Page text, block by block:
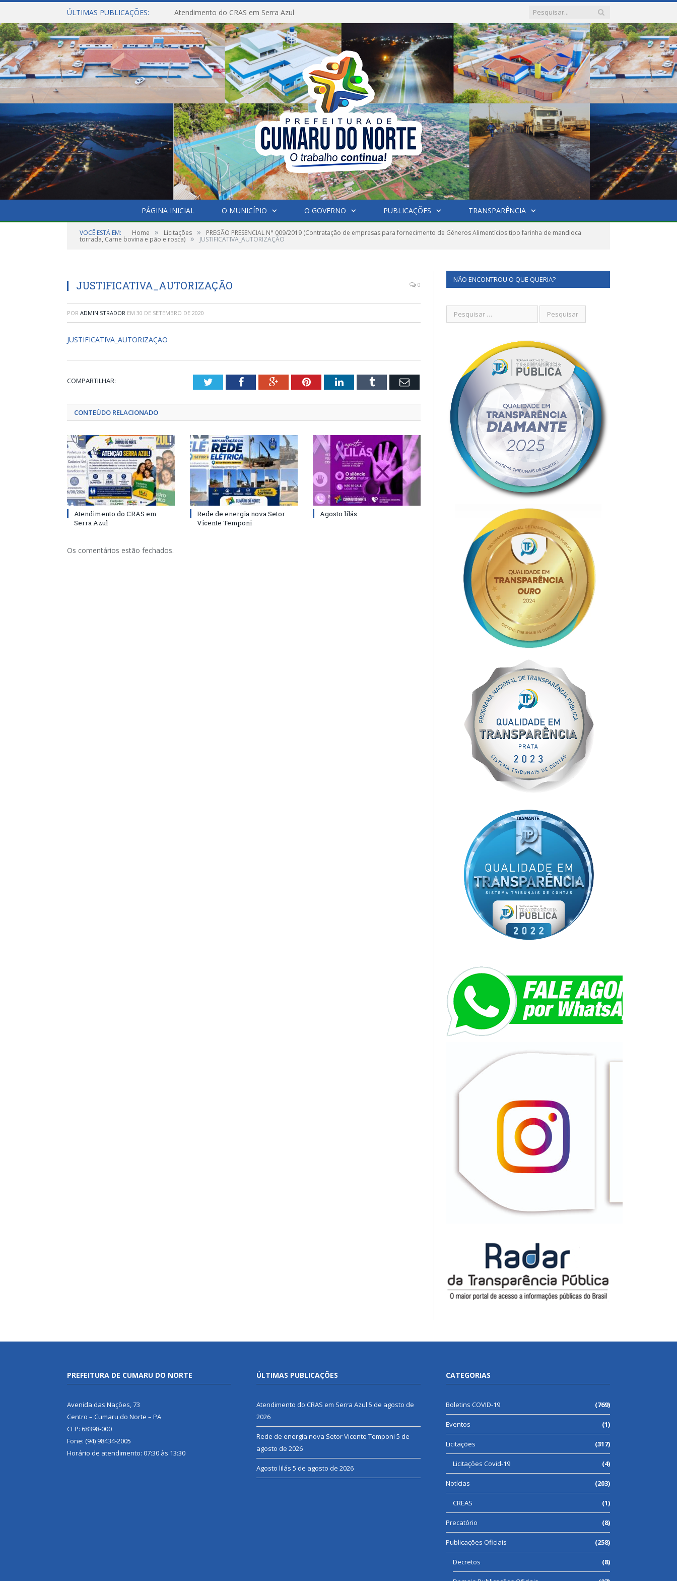
ÚLTIMAS PUBLICAÇÕES: Atendimento do CRAS em Serra Azul
PÁGINA INICIAL O MUNICÍPIO O GOVERNO PUBLICAÇÕES TRANSPARÊNCIA
VOCÊ ESTÁ EM: Home » Licitações » PREGÃO PRESENCIAL N° 009/2019 (Contratação de empresas para fornecimento de Gêneros Alimentícios tipo farinha de mandioca
torrada, Carne bovina e pão e rosca) » JUSTIFICATIVA_AUTORIZAÇÃO
JUSTIFICATIVA_AUTORIZAÇÃO 0
POR ADMINISTRADOR EM 30 DE SETEMBRO DE 2020
JUSTIFICATIVA_AUTORIZAÇÃO
COMPARTILHAR: TwitterFacebookGoogle+PinterestLinkedInTumblr Email
CONTEÚDO RELACIONADO
Atendimento do CRAS em
Serra Azul
Rede de energia nova Setor
Vicente Temponi
Agosto lilás
Os comentários estão fechados.
NÃO ENCONTROU O QUE QUERIA?
PREFEITURA DE CUMARU DO NORTE
Avenida das Nações, 73
Centro – Cumaru do Norte – PA
CEP: 68398-000
Fone: (94) 98434-2005
Horário de atendimento: 07:30 às 13:30
ÚLTIMAS PUBLICAÇÕES
Atendimento do CRAS em Serra Azul 5 de agosto de
2026
Rede de energia nova Setor Vicente Temponi 5 de
agosto de 2026
Agosto lilás 5 de agosto de 2026
CATEGORIAS
Boletins COVID-19 (769)
Eventos (1)
Licitações (317)
Licitações Covid-19 (4)
Notícias (203)
CREAS (1)
Precatório (8)
Publicações Oficiais (258)
Decretos (8)